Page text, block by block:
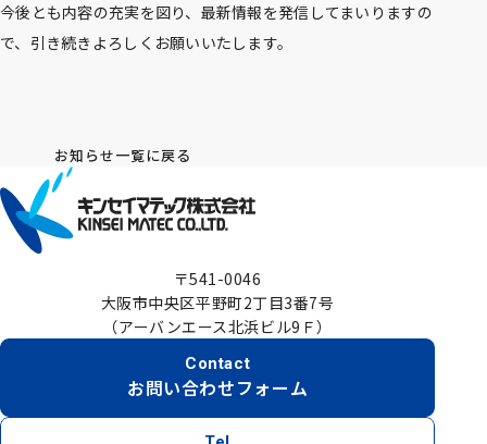
今後とも内容の充実を図り、最新情報を発信してまいりますの
で、引き続きよろしくお願いいたします。
お知らせ一覧に戻る
〒541-0046
大阪市中央区平野町2丁目3番7号
（アーバンエース北浜ビル9Ｆ）
Contact
お問い合わせフォーム